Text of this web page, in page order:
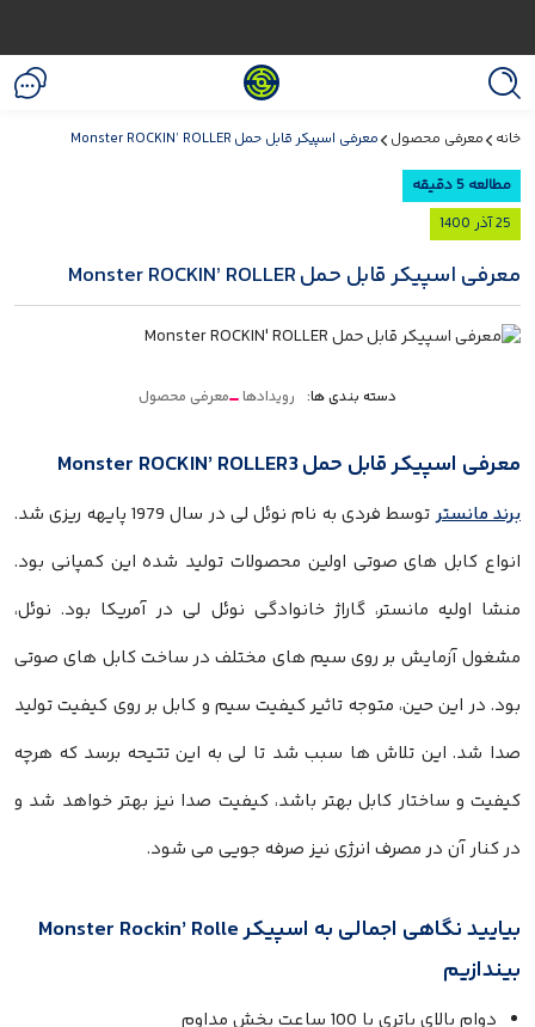
خانه معرفی محصول معرفی اسپیکر قابل حمل Monster ROCKIN’ ROLLER
مطالعه 5 دقیقه
25 آذر 1400
معرفی اسپیکر قابل حمل Monster ROCKIN’ ROLLER
دسته بندی ها: رویدادها معرفی محصول
معرفی اسپیکر قابل حمل Monster ROCKIN’ ROLLER3
برند مانستر
توسط فردی به نام نوئل لی در سال 1979 پایهه ریزی شد.
انواع کابل های صوتی اولین محصولات تولید شده این کمپانی بود.
منشا اولیه مانستر، گاراژ خانوادگی نوئل لی در آمریکا بود. نوئل،
مشغول آزمایش بر روی سیم های مختلف در ساخت کابل های صوتی
بود. در این حین، متوجه تاثیر کیفیت سیم و کابل بر روی کیفیت تولید
صدا شد. این تلاش ها سبب شد تا لی به این تتیحه برسد که هرچه
کیفیت و ساختار کابل بهتر باشد، کیفیت صدا نیز بهتر خواهد شد و
در کنار آن در مصرف انرژی نیز صرفه جویی می شود.
بیایید نگاهی اجمالی به اسپیکر Monster Rockin’ Rolle
بیندازیم
دوام بالای باتری با 100 ساعت پخش مداوم